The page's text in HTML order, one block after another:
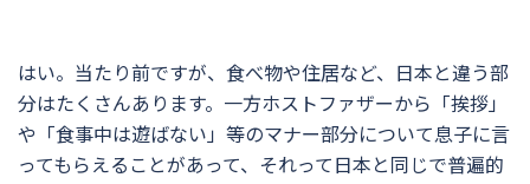
はい。当たり前ですが、食べ物や住居など、日本と違う部
分はたくさんあります。一方ホストファザーから「挨拶」
や「食事中は遊ばない」等のマナー部分について息子に言
ってもらえることがあって、それって日本と同じで普遍的